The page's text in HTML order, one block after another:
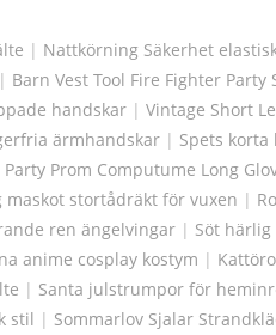
| Nattkörning Säkerhet
| Barn Vest Tool Fire Fighter Party
handskar | Vintage Short
ärmhandskar | Spets
Party Prom Computume Long
maskot stortådräkt för vuxen |
ren ängelvingar | Söt
anime cosplay kostym |
| Santa julstrumpor för
stil | Sommarlov Sjalar